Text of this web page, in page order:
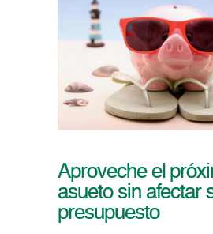
Aproveche el
asueto sin afectar
presupuesto